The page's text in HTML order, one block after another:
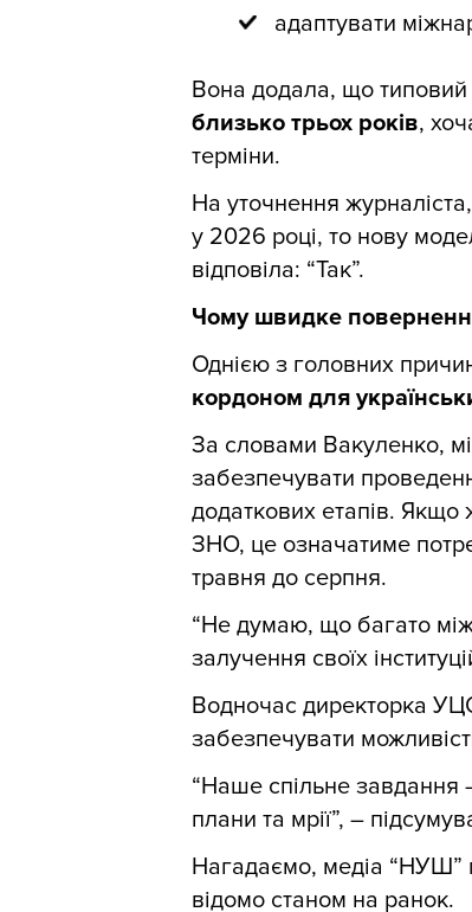
адаптувати
Вона додала, що типовий
близько трьох років,
терміни.
На уточнення
у 2026 році, то нову
відповіла: “Так”.
Чому швидке
Однією з головних
кордоном для
За словами Вакуленко,
забезпечувати
додаткових етапів.
ЗНО, це означатиме
травня до серпня.
“Не думаю, що багато
залучення своїх
Водночас директорка
забезпечувати
“Наше спільне завдання
плани та мрії”, –
Нагадаємо, медіа “НУШ”
відомо станом на ранок.